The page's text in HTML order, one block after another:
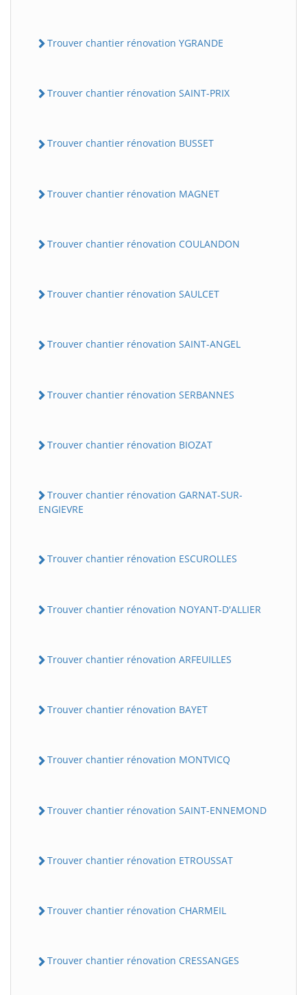
Trouver chantier rénovation YGRANDE
Trouver chantier rénovation SAINT-PRIX
Trouver chantier rénovation BUSSET
Trouver chantier rénovation MAGNET
Trouver chantier rénovation COULANDON
Trouver chantier rénovation SAULCET
Trouver chantier rénovation SAINT-ANGEL
Trouver chantier rénovation SERBANNES
Trouver chantier rénovation BIOZAT
Trouver chantier rénovation GARNAT-SUR-
ENGIEVRE
Trouver chantier rénovation ESCUROLLES
Trouver chantier rénovation NOYANT-D'ALLIER
Trouver chantier rénovation ARFEUILLES
Trouver chantier rénovation BAYET
Trouver chantier rénovation MONTVICQ
Trouver chantier rénovation SAINT-ENNEMOND
Trouver chantier rénovation ETROUSSAT
Trouver chantier rénovation CHARMEIL
Trouver chantier rénovation CRESSANGES